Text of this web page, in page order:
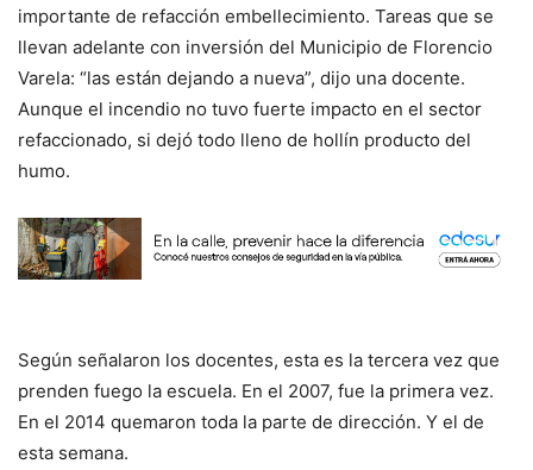
importante de refacción embellecimiento. Tareas que se
llevan adelante con inversión del Municipio de Florencio
Varela: “las están dejando a nueva”, dijo una docente.
Aunque el incendio no tuvo fuerte impacto en el sector
refaccionado, si dejó todo lleno de hollín producto del
humo.
Según señalaron los docentes, esta es la tercera vez que
prenden fuego la escuela. En el 2007, fue la primera vez.
En el 2014 quemaron toda la parte de dirección. Y el de
esta semana.